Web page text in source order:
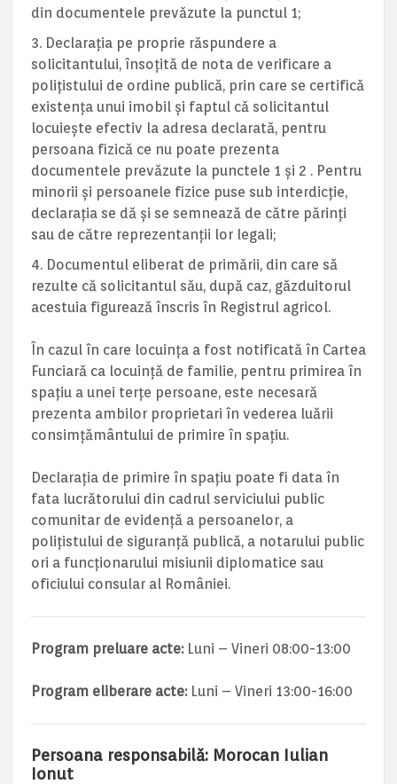
din documentele prevăzute la punctul 1;
Declaraţia pe proprie răspundere a
solicitantului, însoţită de nota de verificare a
poliţistului de ordine publică, prin care se certifică
existența unui imobil și faptul că solicitantul
locuiește efectiv la adresa declarată, pentru
persoana fizică ce nu poate prezenta
documentele prevăzute la punctele 1 și 2 . Pentru
minorii și persoanele fizice puse sub interdicţie,
declaraţia se dă și se semnează de către părinţi
sau de către reprezentanţii lor legali;
Documentul eliberat de primării, din care să
rezulte că solicitantul său, după caz, găzduitorul
acestuia figurează înscris în Registrul agricol.
În cazul în care locuinţa a fost notificată în Cartea
Funciară ca locuinţă de familie, pentru primirea în
spaţiu a unei terţe persoane, este necesară
prezenta ambilor proprietari în vederea luării
consimţământului de primire în spaţiu.
Declaraţia de primire în spaţiu poate fi data în
fata lucrătorului din cadrul serviciului public
comunitar de evidență a persoanelor, a
poliţistului de siguranţă publică, a notarului public
ori a funcţionarului misiunii diplomatice sau
oficiului consular al României.
Program preluare acte: Luni – Vineri 08:00-13:00
Program eliberare acte: Luni – Vineri 13:00-16:00
Persoana responsabilă: Morocan Iulian
Ionut